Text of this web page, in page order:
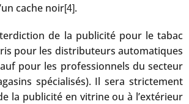
cache noir[4].
de la publicité pour le tabac
pour les distributeurs automatiques
pour les professionnels du secteur
spécialisés). Il sera strictement
la publicité en vitrine ou à l’extérieur